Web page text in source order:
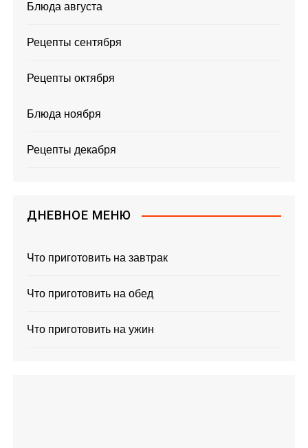
Блюда августа
Рецепты сентября
Рецепты октября
Блюда ноября
Рецепты декабря
ДНЕВНОЕ МЕНЮ
Что приготовить на завтрак
Что приготовить на обед
Что приготовить на ужин